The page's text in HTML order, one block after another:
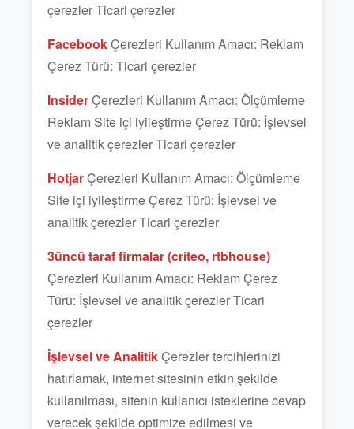
çerezler Ticari çerezler
FacebookÇerezleri Kullanım Amacı: Reklam
Çerez Türü: Ticari çerezler
InsiderÇerezleri Kullanım Amacı: Ölçümleme
Reklam Site içi iyileştirme Çerez Türü: İşlevsel
ve analitik çerezler Ticari çerezler
HotjarÇerezleri Kullanım Amacı: Ölçümleme
Site içi iyileştirme Çerez Türü: İşlevsel ve
analitik çerezler Ticari çerezler
3üncü taraf firmalar (criteo, rtbhouse)
Çerezleri Kullanım Amacı: Reklam Çerez
Türü: İşlevsel ve analitik çerezler Ticari
çerezler
İşlevsel ve AnalitikÇerezler tercihlerinizi
hatırlamak, internet sitesinin etkin şekilde
kullanılması, sitenin kullanıcı isteklerine cevap
verecek şekilde optimize edilmesi ve